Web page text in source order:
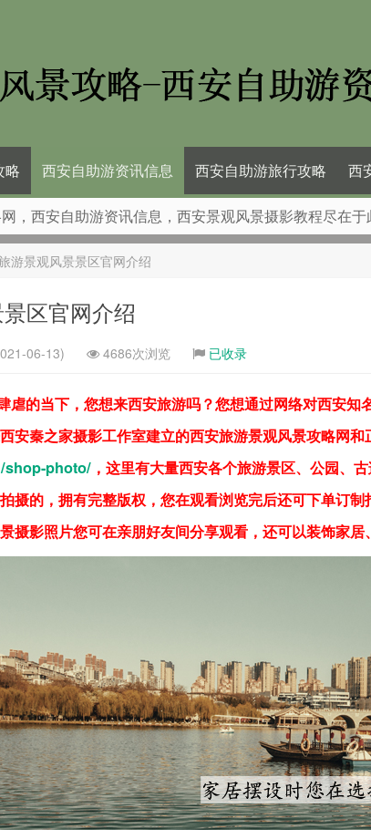
略 西安自助游资讯信息 西安自助游旅行攻略 西
，西安自助游资讯信息，西安景观风景摄影教程尽在于
游景观风景景区官网介绍
区官网介绍
06-13) 4686次浏览 已收录
虐的当下，您想来西安旅游吗？您想通过网络对西安
安秦之家摄影工作室建立的西安旅游景观风景攻略网
shop-photo/ ，这里有大量西安各个旅游景区、公园、
摄的，拥有完整版权，您在观看浏览完后还可下单订
摄影照片您可在亲朋好友间分享观看，还可以装饰家居